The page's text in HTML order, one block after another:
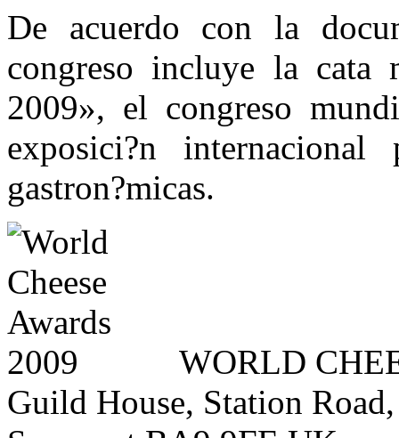
De acuerdo con la
congreso incluye la cata
2009», el congreso
exposici?n
gastron?micas.
WORLD
Guild House, Station